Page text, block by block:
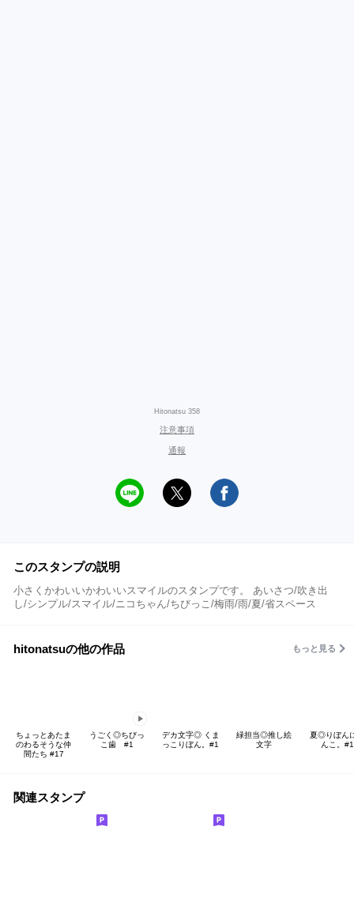
Hitonatsu 358
注意事項
通報
このスタンプの説明
小さくかわいいかわいいスマイルのスタンプです。 あいさつ/吹き出
し/シンプル/スマイル/ニコちゃん/ちびっこ/梅雨/雨/夏/省スペース
hitonatsuの他の作品 もっと見る
ちょっとあたま
のわるそうな仲
間たち #17
うごく◎ちびっ
こ歯 #1
デカ文字◎ くま
っこりぼん。#1
緑担当◎推し絵
文字
夏◎りぼん
んこ。#1
関連スタンプ